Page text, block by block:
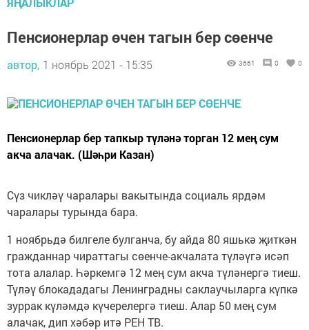
Пенсионерлар өчен тагын бер сөенче
автор, 1 ноябрь 2021 - 15:35 3661 0 0
Пенсионерлар бер тапкыр түләнә торган 12 мең сум
акча алачак. (Шәһри Казан)
Сүз чикләү чаралары вакытында социаль ярдәм
чаралары турында бара.
1 ноябрьдә билгеле булганча, бу айда 80 яшькә җиткән
гражданнар чираттагы сөенче-акчалата түләүгә исәп
тота алалар. Һәркемгә 12 мең сум акча түләнергә тиеш.
Түләү блокададагы Ленинградны саклаучыларга күпкә
зуррак күләмдә күчерелергә тиеш. Алар 50 мең сум
алачак, дип хәбәр итә РЕН ТВ.